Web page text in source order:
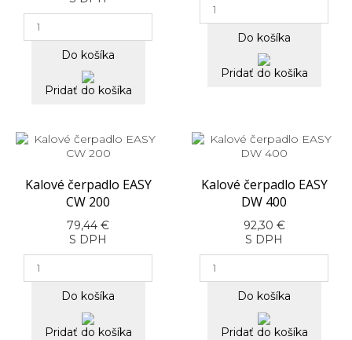
Do košíka
Pridať do košíka
Do košíka
Pridať do košíka
Kalové čerpadlo EASY
CW 200
79,44 €
S DPH
Do košíka
Pridať do košíka
Kalové čerpadlo EASY
DW 400
92,30 €
S DPH
Do košíka
Pridať do košíka